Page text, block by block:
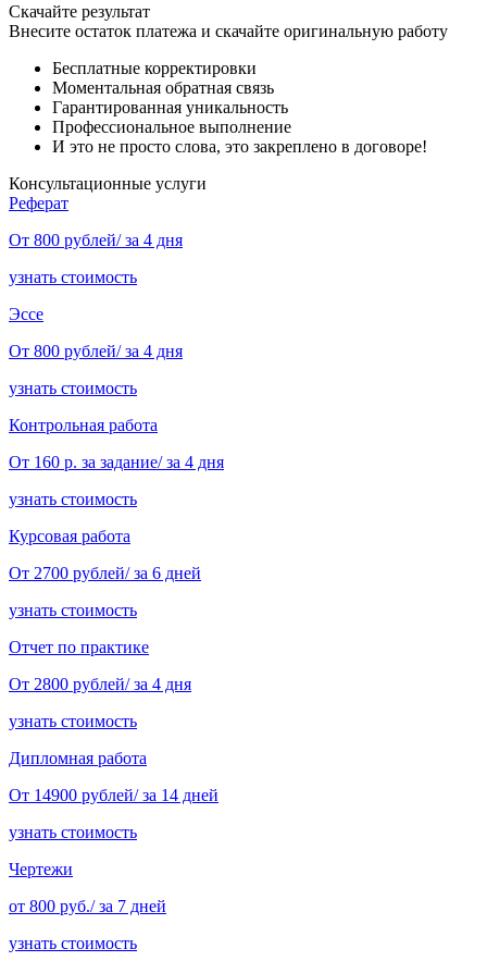
Скачайте результат
Внесите остаток платежа и скачайте оригинальную работу
Бесплатные корректировки
Моментальная обратная связь
Гарантированная уникальность
Профессиональное выполнение
И это не просто слова, это закреплено в договоре!
Консультационные услуги
Реферат
От 800 рублей/ за 4 дня
узнать стоимость
Эссе
От 800 рублей/ за 4 дня
узнать стоимость
Контрольная работа
От 160 р. за задание/ за 4 дня
узнать стоимость
Курсовая работа
От 2700 рублей/ за 6 дней
узнать стоимость
Отчет по практике
От 2800 рублей/ за 4 дня
узнать стоимость
Дипломная работа
От 14900 рублей/ за 14 дней
узнать стоимость
Чертежи
от 800 руб./ за 7 дней
узнать стоимость